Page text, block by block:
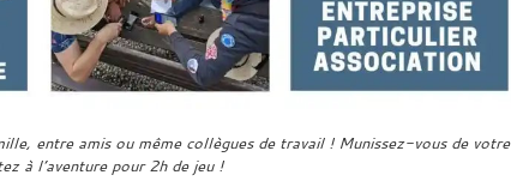
entre amis ou même collègues de travail ! Munissez-vous de votre
à l’aventure pour 2h de jeu !